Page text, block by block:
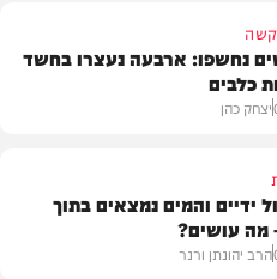
נחשפו: ארבעה נעצרו בחשד
כלבים
יצחק כהן
ידיים והמים נמצאים בתוך
מה עושים?
הרב יהונתן ורנר